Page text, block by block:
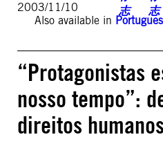
2003/11/10
Also available in
“Protagonistas
nosso tempo”:
direitos